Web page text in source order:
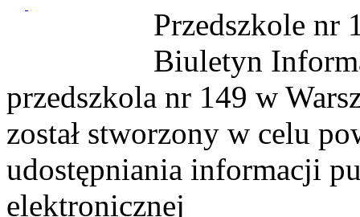
Przedszkole nr
Biuletyn
przedszkola nr 149 w
został stworzony w celu
udostępniania informacji
elektronicznej